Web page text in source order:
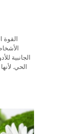
القوة
الجانبية
الحي.